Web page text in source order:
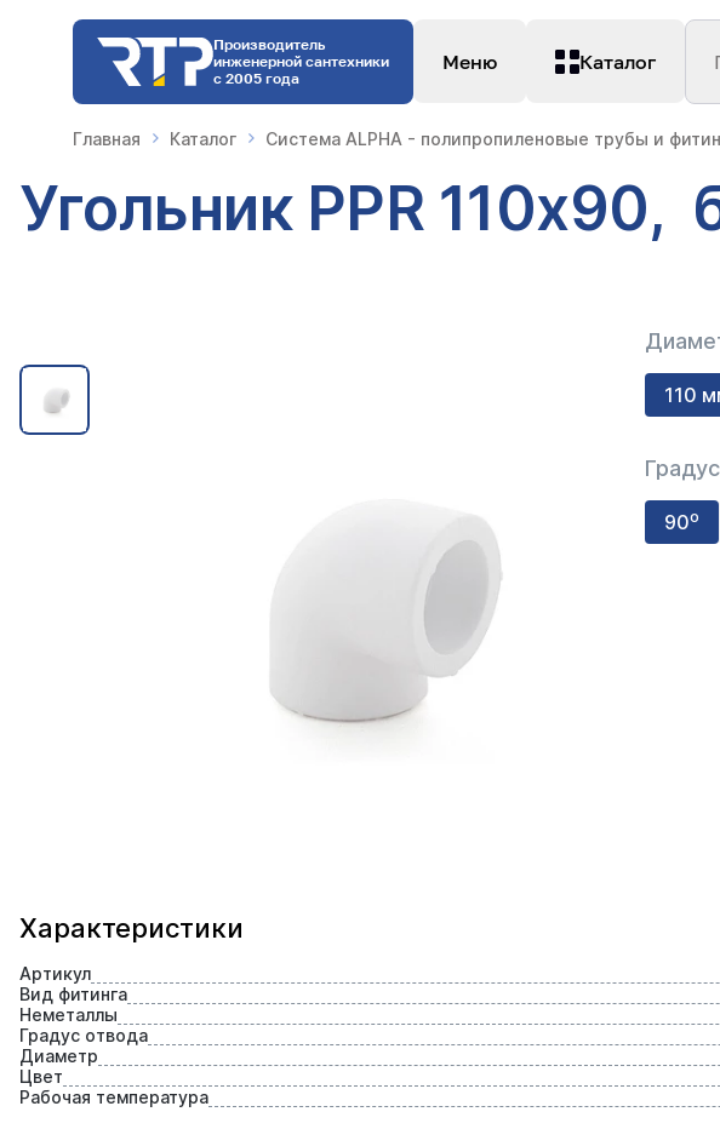
Производитель
инженерной сантехники
с 2005 года
Меню Каталог
Главная Каталог Система ALPHA - полипропиленовые трубы и
Угольник PPR 110х90,
110
90⁰
Характеристики
Артикул
Вид фитинга
Неметаллы
Градус отвода
Диаметр
Цвет
Рабочая температура